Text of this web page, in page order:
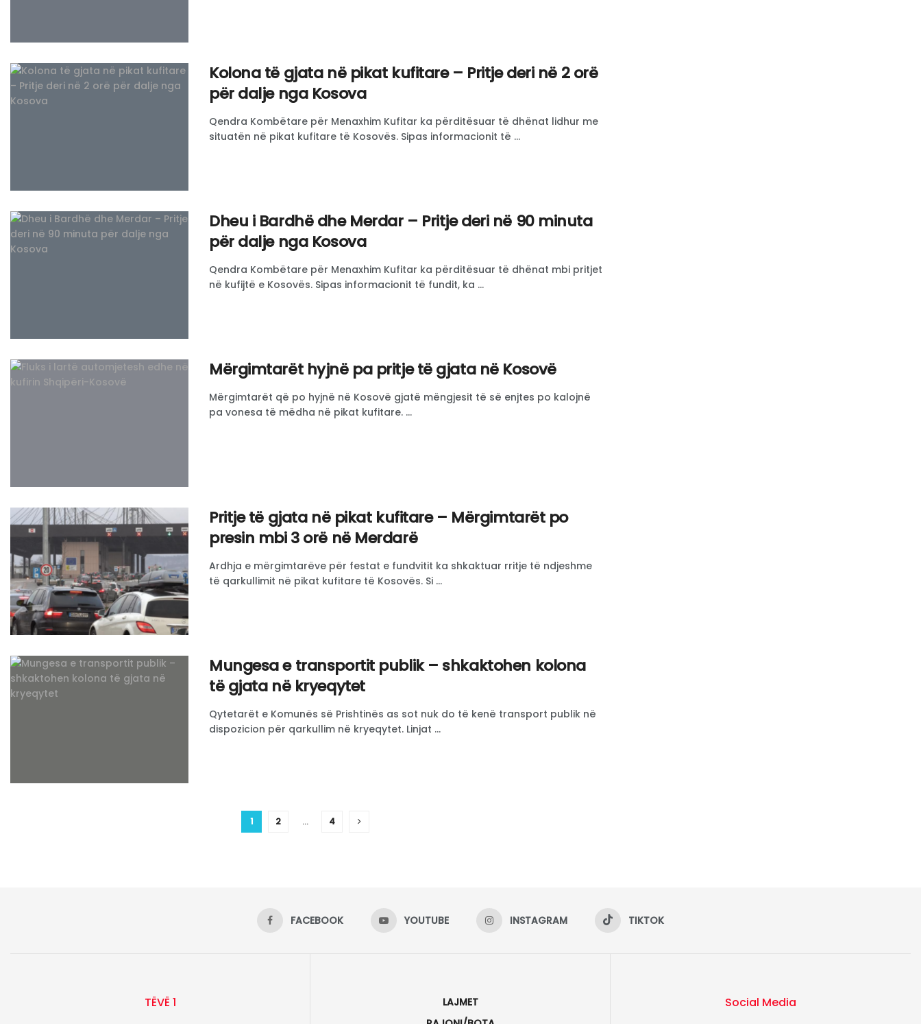
Kolona të gjata në pikat kufitare – Pritje deri në 2 orë
për dalje nga Kosova
Qendra Kombëtare për Menaxhim Kufitar ka përditësuar të dhënat lidhur me
situatën në pikat kufitare të Kosovës. Sipas informacionit të ...
Dheu i Bardhë dhe Merdar – Pritje deri në 90 minuta
për dalje nga Kosova
Qendra Kombëtare për Menaxhim Kufitar ka përditësuar të dhënat mbi pritjet
në kufijtë e Kosovës. Sipas informacionit të fundit, ka ...
Mërgimtarët hyjnë pa pritje të gjata në Kosovë
Mërgimtarët që po hyjnë në Kosovë gjatë mëngjesit të së enjtes po kalojnë
pa vonesa të mëdha në pikat kufitare. ...
Pritje të gjata në pikat kufitare – Mërgimtarët po
presin mbi 3 orë në Merdarë
Ardhja e mërgimtarëve për festat e fundvitit ka shkaktuar rritje të ndjeshme
të qarkullimit në pikat kufitare të Kosovës. Si ...
Mungesa e transportit publik – shkaktohen kolona
të gjata në kryeqytet
Qytetarët e Komunës së Prishtinës as sot nuk do të kenë transport publik në
dispozicion për qarkullim në kryeqytet. Linjat ...
1 2 … 4
FACEBOOK YOUTUBE INSTAGRAM TIKTOK
TËVË 1
LAJMET
Social Media